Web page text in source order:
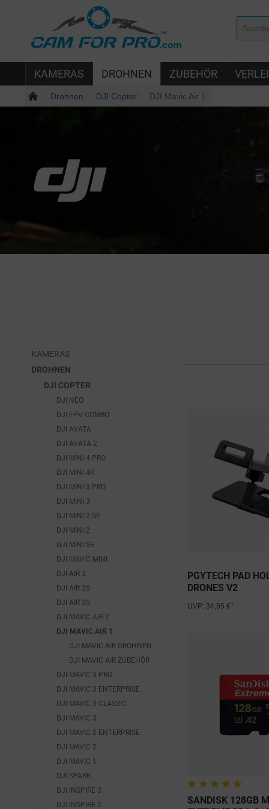
KAMERAS DROHNEN ZUBEHÖR
Drohnen DJI Copter DJI Mavic Air 1
KAMERAS
DROHNEN
DJI COPTER
DJI NEO
DJI FPV COMBO
DJI AVATA
DJI AVATA 2
DJI MINI 4 PRO
DJI MINI 4K
DJI MINI 3 PRO
DJI MINI 3
DJI MINI 2 SE
DJI MINI 2
DJI MINI SE
DJI MAVIC MINI
DJI AIR 3
DJI AIR 2S
DJI AIR 3S
DJI MAVIC AIR 2
DJI MAVIC AIR 1
DJI MAVIC AIR DROHNEN
DJI MAVIC AIR ZUBEHÖR
DJI MAVIC 3 PRO
DJI MAVIC 3 ENTERPRISE
DJI MAVIC 3 CLASSIC
DJI MAVIC 3
DJI MAVIC 2 ENTERPRISE
DJI MAVIC 2
DJI MAVIC 1
DJI SPARK
DJI INSPIRE 3
DJI INSPIRE 2
PGYTECH PAD
DRONES V2
UVP: 34,95 €
SANDISK 128GB